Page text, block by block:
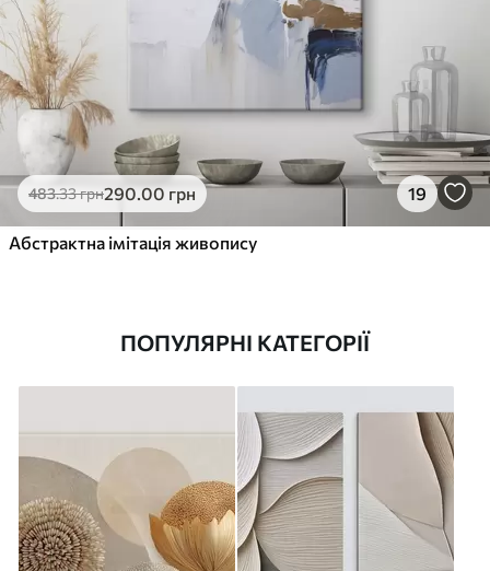
483.33грн290.00 грн 19
Абстрактна імітація живопису
ПОПУЛЯРНІ КАТЕГОРІЇ